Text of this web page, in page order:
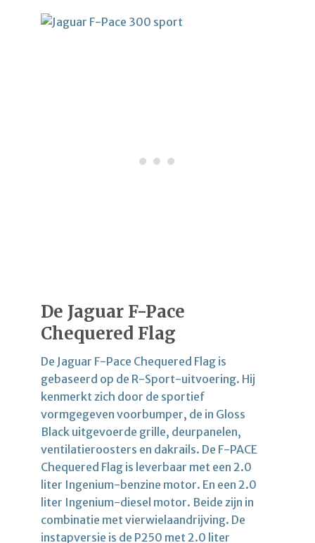
De Jaguar F-Pace
Chequered Flag
De Jaguar F-Pace Chequered Flag is
gebaseerd op de R-Sport-uitvoering. Hij
kenmerkt zich door de sportief
vormgegeven voorbumper, de in Gloss
Black uitgevoerde grille, deurpanelen,
ventilatieroosters en dakrails. De F-PACE
Chequered Flag is leverbaar met een 2.0
liter Ingenium-benzine motor. En een 2.0
liter Ingenium-diesel motor. Beide zijn in
combinatie met vierwielaandrijving. De
instapversie is de P250 met 2.0 liter